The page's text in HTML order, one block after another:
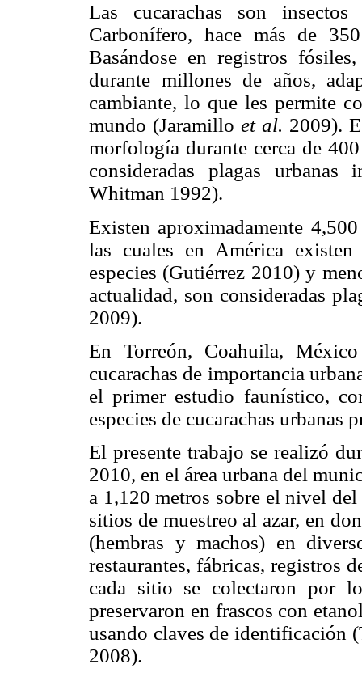
Las cucarachas son
Carbonífero, hace más de
Basándose en registros
durante millones de años,
cambiante, lo que les permite
mundo (Jaramillo et al. 2009).
morfología durante cerca de
consideradas plagas
Whitman 1992).
Existen aproximadamente
las cuales en América
especies (Gutiérrez 2010) y
actualidad, son consideradas
2009).
En Torreón, Coahuila,
cucarachas de importancia
el primer estudio faunístico,
especies de cucarachas urbanas
El presente trabajo se realizó
2010, en el área urbana del
a 1,120 metros sobre el nivel
sitios de muestreo al azar, en
(hembras y machos) en
restaurantes, fábricas, registros
cada sitio se colectaron por
preservaron en frascos con
usando claves de identificación
2008).